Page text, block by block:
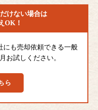
けない場合は
OK！
にも売却依頼できる一般
お試しください。
ら